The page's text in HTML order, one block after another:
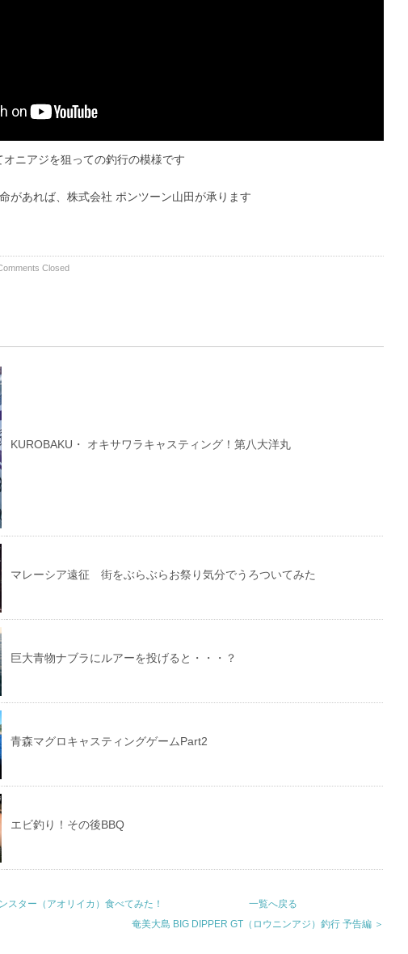
ニアジを狙っての釣行の模様です
があれば、株式会社 ポンツーン山田が承ります
Closed
KUROBAKU・ オキサワラキャスティング！第八大洋丸
マレーシア遠征 街をぶらぶらお祭り気分でうろついてみた
巨大青物ナブラにルアーを投げると・・・？
青森マグロキャスティングゲームPart2
エビ釣り！その後BBQ
スター（アオリイカ）食べてみた！
一覧へ戻る
奄美大島 BIG DIPPER GT（ロウニンアジ）釣行 予告編 ＞